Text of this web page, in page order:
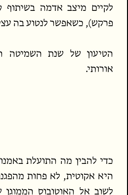
לקיים מיצב אדמה בשיתוף
פרקש), כשאפשר לנטוע בה
הטיעון של שנת
אורותי.
כדי להבין מה התועלת
היא אקוטית, לא פחות
לשוב אל האוטובוס הממוגן